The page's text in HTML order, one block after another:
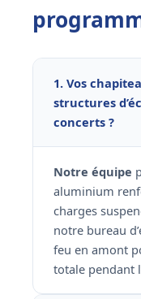
1. Vos
structures
concerts ?
Notre équipe
aluminium
charges
notre bureau
feu en amont
totale pendant